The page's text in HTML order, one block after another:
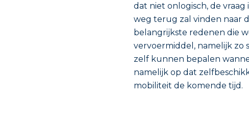
dat niet onlogisch, de vraag
weg terug zal vinden naar
belangrijkste redenen die
vervoermiddel, namelijk zo
zelf kunnen bepalen
namelijk op dat
mobiliteit de komende tijd.